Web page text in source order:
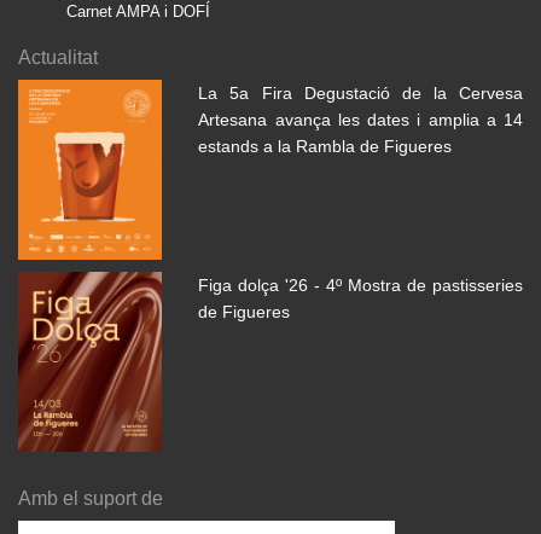
Carnet AMPA i DOFÍ
Actualitat
La 5a Fira Degustació de la Cervesa
Artesana avança les dates i amplia a 14
estands a la Rambla de Figueres
Figa dolça '26 - 4º Mostra de pastisseries
de Figueres
Amb el suport de